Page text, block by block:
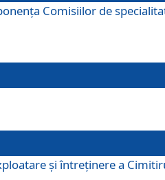
Comisiilor de
şi întreţinere a